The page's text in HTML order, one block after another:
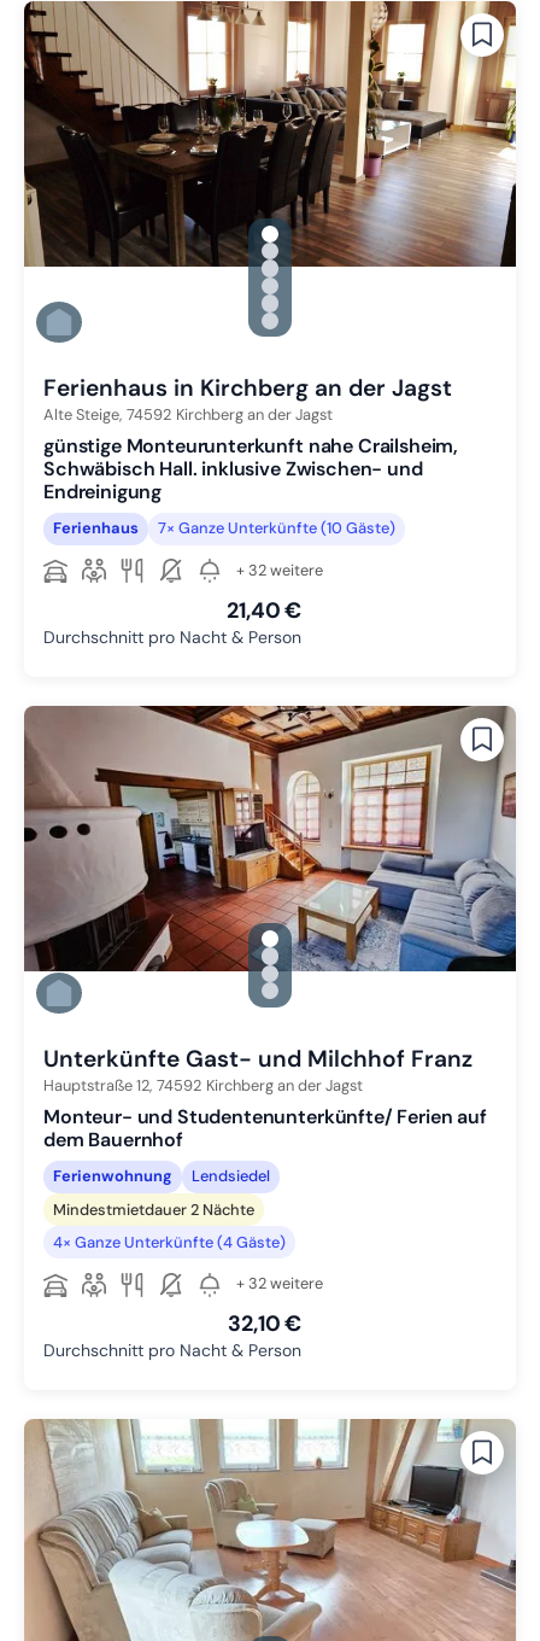
gallery.slide_selector
Zu Slide 1 wechseln
Zu Slide 2 wechseln
Zu Slide 3 wechseln
Zu Slide 4 wechseln
Zu Slide 5 wechseln
Zu Slide 6 wechseln
Ferienhaus in Kirchberg an der Jagst
Alte Steige, 74592 Kirchberg an der Jagst
günstige Monteurunterkunft nahe Crailsheim,
Schwäbisch Hall. inklusive Zwischen- und
Endreinigung
Ferienhaus 7× Ganze Unterkünfte (10 Gäste)
+ 32 weitere
21,40 €
Durchschnitt pro Nacht & Person
gallery.slide_selector
Zu Slide 1 wechseln
Zu Slide 2 wechseln
Zu Slide 3 wechseln
Zu Slide 4 wechseln
Unterkünfte Gast- und Milchhof Franz
Hauptstraße 12, 74592 Kirchberg an der Jagst
Monteur- und Studentenunterkünfte/ Ferien auf
dem Bauernhof
Ferienwohnung
Lendsiedel
Mindestmietdauer 2 Nächte
4× Ganze Unterkünfte (4 Gäste)
+ 32 weitere
32,10 €
Durchschnitt pro Nacht & Person